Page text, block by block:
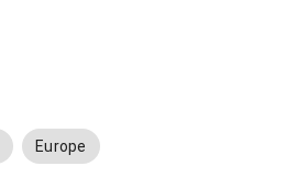
Europe